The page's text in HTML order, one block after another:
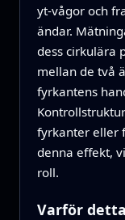
yt‑vågor och
ändar.
dess cirkulära
mellan de två
fyrkantens
fyrkanter eller
denna effekt,
roll.
Varför